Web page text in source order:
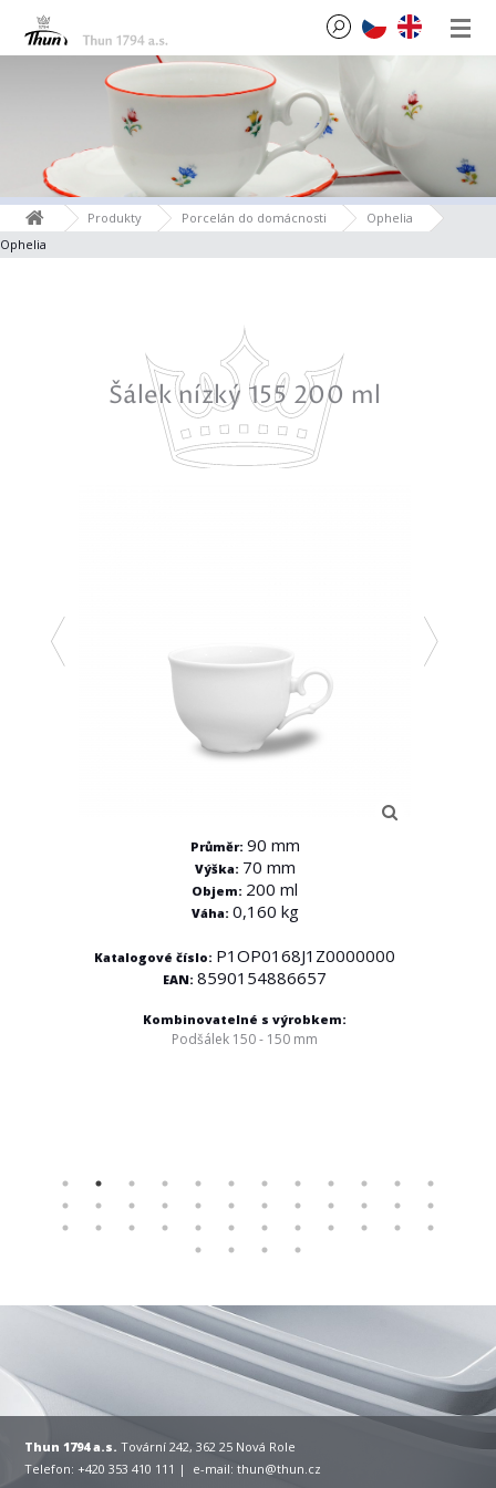
Produkty Porcelán do domácnosti
Ophelia
Ophelia
Šálek nízký 155 200 ml
Průměr: 90 mm
Výška: 70 mm
Objem: 200 ml
Váha: 0,160 kg
Katalogové číslo: P1OP0168J1Z0000000
EAN:8590154886657
Kombinovatelné s výrobkem:
Podšálek 150 - 150 mm
Thun 1794 a.s. Tovární 242, 362 25 Nová Role
Telefon: +420 353 410 111 | e-mail:thun@thun.cz